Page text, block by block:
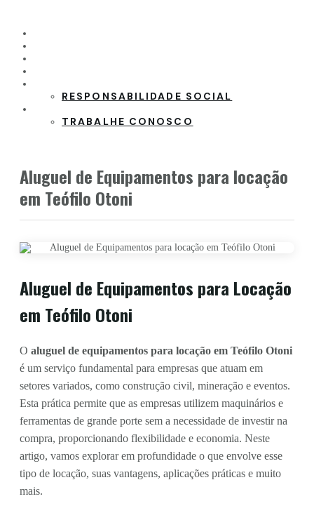
RESPONSABILIDADE SOCIAL
TRABALHE CONOSCO
Aluguel de Equipamentos para locação
em Teófilo Otoni
Aluguel de Equipamentos para Locação
em Teófilo Otoni
O aluguel de equipamentos para locação em Teófilo Otoni
é um serviço fundamental para empresas que atuam em
setores variados, como construção civil, mineração e eventos.
Esta prática permite que as empresas utilizem maquinários e
ferramentas de grande porte sem a necessidade de investir na
compra, proporcionando flexibilidade e economia. Neste
artigo, vamos explorar em profundidade o que envolve esse
tipo de locação, suas vantagens, aplicações práticas e muito
mais.